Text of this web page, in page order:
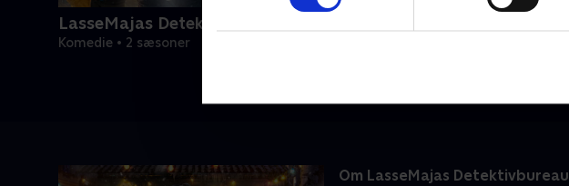
LasseMajas Detektivbureau (dansk tale)
Komedie • 2 sæsoner
Om LasseMajas Detektivbureau